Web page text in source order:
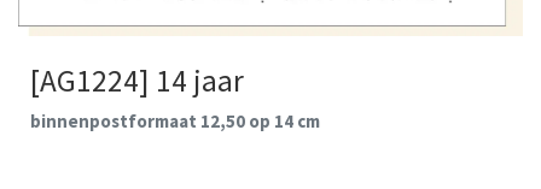
[AG1224] 14 jaar
binnenpostformaat 12,50 op 14 cm